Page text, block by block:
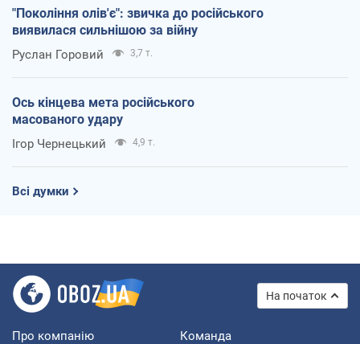
"Покоління олів'є": звичка до російського
виявилася сильнішою за війну
Руслан Горовий 3,7 т.
Ось кінцева мета російського
масованого удару
Ігор Чернецький 4,9 т.
Всі думки
На початок
Про компанію Команда